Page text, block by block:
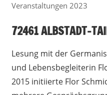
Veranstaltungen 2023
72461 ALBSTADT-
Lesung mit der
und Lebensbegleiterin
2015 initiierte Flor